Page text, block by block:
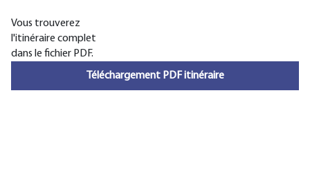
Vous trouverez
l'itinéraire complet
dans le fichier PDF.
Téléchargement PDF itinéraire